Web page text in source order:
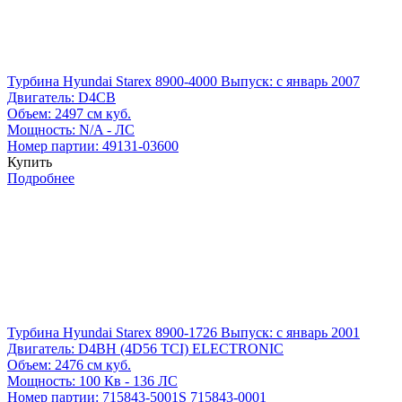
Турбина Hyundai Starex 8900-4000 Выпуск: с январь 2007
Двигатель: D4CB
Объем: 2497 см куб.
Мощность: N/A - ЛС
Номер партии: 49131-03600
Купить
Подробнее
Турбина Hyundai Starex 8900-1726 Выпуск: с январь 2001
Двигатель: D4BH (4D56 TCI) ELECTRONIC
Объем: 2476 см куб.
Мощность: 100 Кв - 136 ЛС
Номер партии: 715843-5001S 715843-0001